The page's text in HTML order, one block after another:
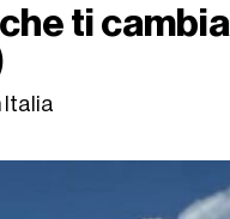
ti cambia
Italia